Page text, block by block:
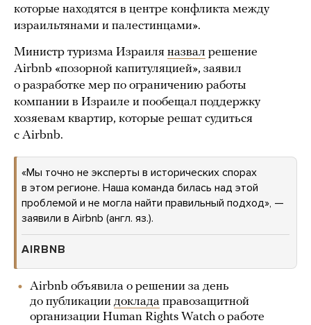
которые находятся в центре конфликта между
израильтянами и палестинцами».
Министр туризма Израиля назвал решение
Airbnb «позорной капитуляцией», заявил
о разработке мер по ограничению работы
компании в Израиле и пообещал поддержку
хозяевам квартир, которые решат судиться
с Airbnb.
«Мы точно не эксперты в исторических спорах
в этом регионе. Наша команда билась над этой
проблемой и не могла найти правильный подход», —
заявили в Airbnb (англ. яз.).
AIRBNB
Airbnb объявила о решении за день
до публикации доклада правозащитной
организации Human Rights Watch о работе